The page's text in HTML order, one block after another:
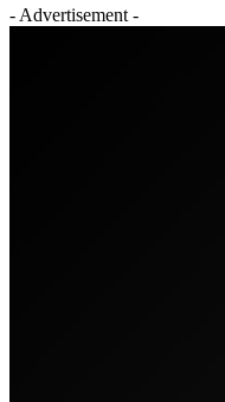
- Advertisement -